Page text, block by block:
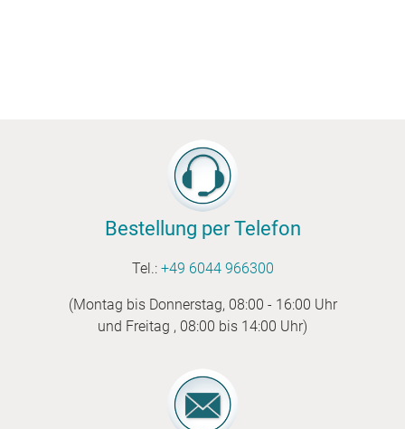
Bestellung per Telefon
Tel.: +49 6044 966300
(Montag bis Donnerstag, 08:00 - 16:00 Uhr
und Freitag , 08:00 bis 14:00 Uhr)